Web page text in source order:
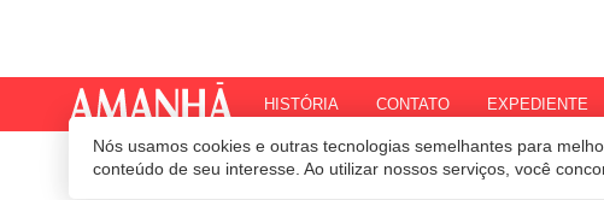
Nós usamos cookies e outras tecnologias semelhantes para
conteúdo de seu interesse. Ao utilizar nossos serviços, você
HISTÓRIA CONTATO EXPEDIENTE
© 2020 Revista Amanhã. Todos os direitos reservados.Desenvolvido por